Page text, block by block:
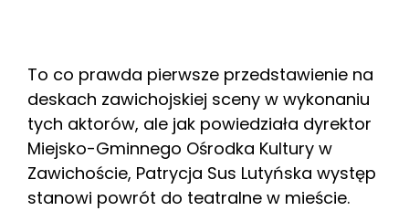
To co prawda pierwsze przedstawienie na
deskach zawichojskiej sceny w wykonaniu
tych aktorów, ale jak powiedziała dyrektor
Miejsko-Gminnego Ośrodka Kultury w
Zawichoście, Patrycja Sus Lutyńska występ
stanowi powrót do teatralne w mieście.